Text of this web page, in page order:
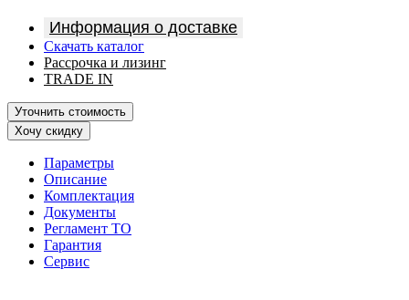
Информация о доставке
Скачать каталог
Рассрочка и лизинг
TRADE IN
Уточнить стоимость
Хочу скидку
Параметры
Описание
Комплектация
Документы
Регламент ТО
Гарантия
Сервис